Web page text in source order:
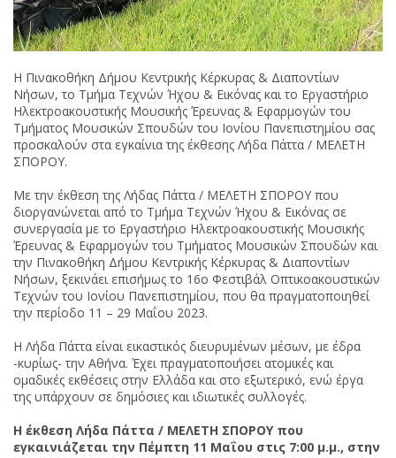
Η Πινακοθήκη Δήμου Κεντρικής Κέρκυρας & Διαποντίων
Νήσων, το Τμήμα Τεχνών Ήχου & Εικόνας και το Εργαστήριο
Ηλεκτροακουστικής Μουσικής Έρευνας & Εφαρμογών του
Τμήματος Μουσικών Σπουδών του Ιονίου Πανεπιστημίου σας
προσκαλούν στα εγκαίνια της έκθεσης Λήδα Πάττα / ΜΕΛΕΤΗ
ΣΠΟΡΟΥ.
Με την έκθεση της Λήδας Πάττα / ΜΕΛΕΤΗ ΣΠΟΡΟΥ που
διοργανώνεται από το Τμήμα Τεχνών Ήχου & Εικόνας σε
συνεργασία με το Εργαστήριο Ηλεκτροακουστικής Μουσικής
Έρευνας & Εφαρμογών του Τμήματος Μουσικών Σπουδών και
την Πινακοθήκη Δήμου Κεντρικής Κέρκυρας & Διαποντίων
Νήσων, ξεκινάει επισήμως το 16ο Φεστιβάλ Οπτικοακουστικών
Τεχνών του Ιονίου Πανεπιστημίου, που θα πραγματοποιηθεί
την περίοδο 11 – 29 Μαΐου 2023.
Η Λήδα Πάττα είναι εικαστικός διευρυμένων μέσων, με έδρα
-κυρίως- την Αθήνα. Έχει πραγματοποιήσει ατομικές και
ομαδικές εκθέσεις στην Ελλάδα και στο εξωτερικό, ενώ έργα
της υπάρχουν σε δημόσιες και ιδιωτικές συλλογές.
Η έκθεση Λήδα Πάττα / ΜΕΛΕΤΗ ΣΠΟΡΟΥ που
εγκαινιάζεται την Πέμπτη 11 Μαΐου στις 7:00 μ.μ., στην